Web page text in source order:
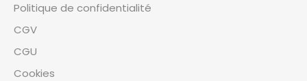
Politique de confidentialité
CGV
CGU
Cookies